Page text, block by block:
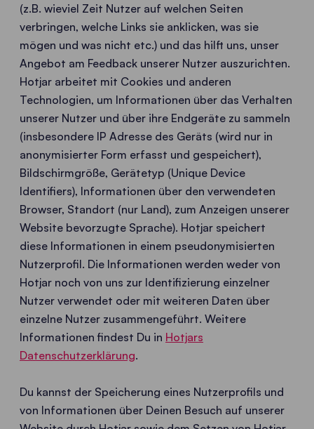
(z.B. wieviel Zeit Nutzer auf welchen Seiten
verbringen, welche Links sie anklicken, was sie
mögen und was nicht etc.) und das hilft uns, unser
Angebot am Feedback unserer Nutzer auszurichten.
Hotjar arbeitet mit Cookies und anderen
Technologien, um Informationen über das Verhalten
unserer Nutzer und über ihre Endgeräte zu sammeln
(insbesondere IP Adresse des Geräts (wird nur in
anonymisierter Form erfasst und gespeichert),
Bildschirmgröße, Gerätetyp (Unique Device
Identifiers), Informationen über den verwendeten
Browser, Standort (nur Land), zum Anzeigen unserer
Website bevorzugte Sprache). Hotjar speichert
diese Informationen in einem pseudonymisierten
Nutzerprofil. Die Informationen werden weder von
Hotjar noch von uns zur Identifizierung einzelner
Nutzer verwendet oder mit weiteren Daten über
einzelne Nutzer zusammengeführt. Weitere
Informationen findest Du in Hotjars
Datenschutzerklärung.
Du kannst der Speicherung eines Nutzerprofils und
von Informationen über Deinen Besuch auf unserer